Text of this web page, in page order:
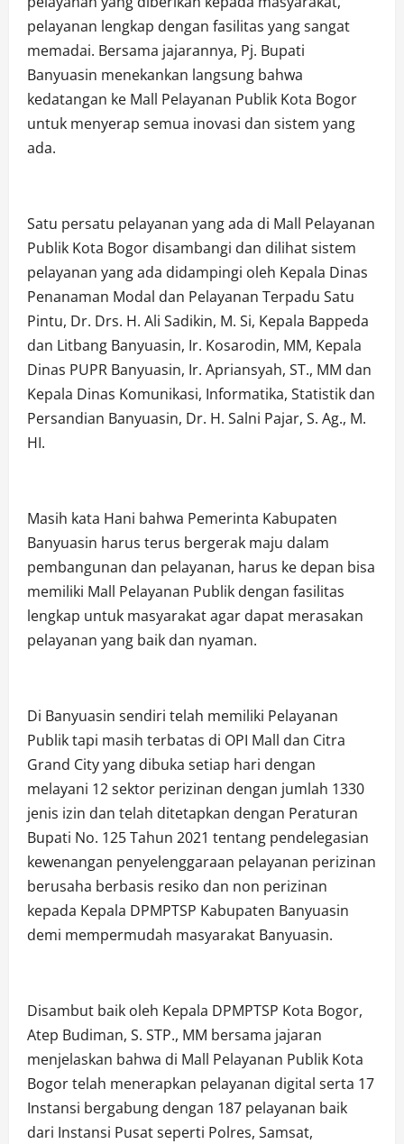
pelayanan lengkap dengan fasilitas yang sangat
memadai. Bersama jajarannya, Pj. Bupati
Banyuasin menekankan langsung bahwa
kedatangan ke Mall Pelayanan Publik Kota Bogor
untuk menyerap semua inovasi dan sistem yang
ada.
Satu persatu pelayanan yang ada di Mall Pelayanan
Publik Kota Bogor disambangi dan dilihat sistem
pelayanan yang ada didampingi oleh Kepala Dinas
Penanaman Modal dan Pelayanan Terpadu Satu
Pintu, Dr. Drs. H. Ali Sadikin, M. Si, Kepala Bappeda
dan Litbang Banyuasin, Ir. Kosarodin, MM, Kepala
Dinas PUPR Banyuasin, Ir. Apriansyah, ST., MM dan
Kepala Dinas Komunikasi, Informatika, Statistik dan
Persandian Banyuasin, Dr. H. Salni Pajar, S. Ag., M.
HI.
Masih kata Hani bahwa Pemerinta Kabupaten
Banyuasin harus terus bergerak maju dalam
pembangunan dan pelayanan, harus ke depan bisa
memiliki Mall Pelayanan Publik dengan fasilitas
lengkap untuk masyarakat agar dapat merasakan
pelayanan yang baik dan nyaman.
Di Banyuasin sendiri telah memiliki Pelayanan
Publik tapi masih terbatas di OPI Mall dan Citra
Grand City yang dibuka setiap hari dengan
melayani 12 sektor perizinan dengan jumlah 1330
jenis izin dan telah ditetapkan dengan Peraturan
Bupati No. 125 Tahun 2021 tentang pendelegasian
kewenangan penyelenggaraan pelayanan perizinan
berusaha berbasis resiko dan non perizinan
kepada Kepala DPMPTSP Kabupaten Banyuasin
demi mempermudah masyarakat Banyuasin.
Disambut baik oleh Kepala DPMPTSP Kota Bogor,
Atep Budiman, S. STP., MM bersama jajaran
menjelaskan bahwa di Mall Pelayanan Publik Kota
Bogor telah menerapkan pelayanan digital serta 17
Instansi bergabung dengan 187 pelayanan baik
dari Instansi Pusat seperti Polres, Samsat,